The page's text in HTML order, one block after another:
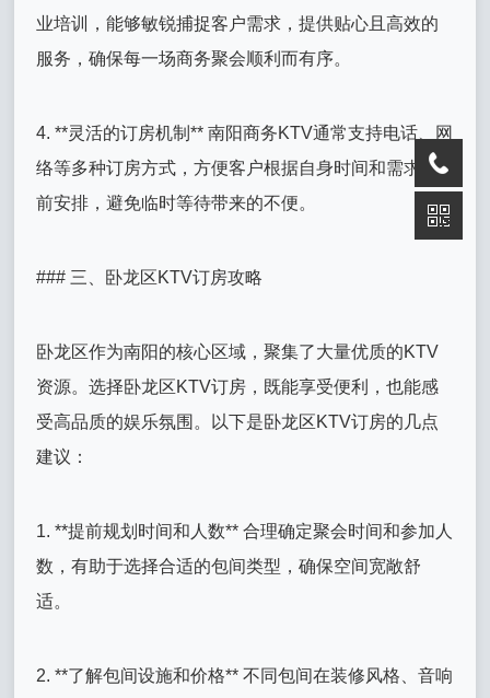
业培训，能够敏锐捕捉客户需求，提供贴心且高效的
服务，确保每一场商务聚会顺利而有序。
4. **灵活的订房机制** 南阳商务KTV通常支持电话、网
络等多种订房方式，方便客户根据自身时间和需求提
前安排，避免临时等待带来的不便。
### 三、卧龙区KTV订房攻略
卧龙区作为南阳的核心区域，聚集了大量优质的KTV
资源。选择卧龙区KTV订房，既能享受便利，也能感
受高品质的娱乐氛围。以下是卧龙区KTV订房的几点
建议：
1. **提前规划时间和人数** 合理确定聚会时间和参加人
数，有助于选择合适的包间类型，确保空间宽敞舒
适。
2. **了解包间设施和价格** 不同包间在装修风格、音响